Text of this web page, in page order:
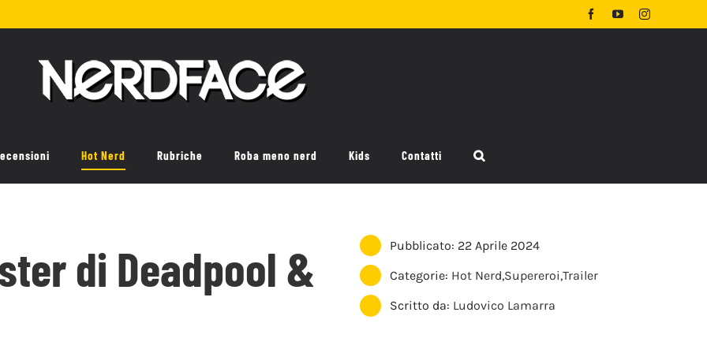
FacebookYouTubeInstagram
Hot Nerd Rubriche Roba meno nerd Kids Contatti
di Deadpool &
Pubblicato: 22 Aprile 2024
Categorie: Hot Nerd,Supereroi,Trailer
Scritto da: Ludovico Lamarra